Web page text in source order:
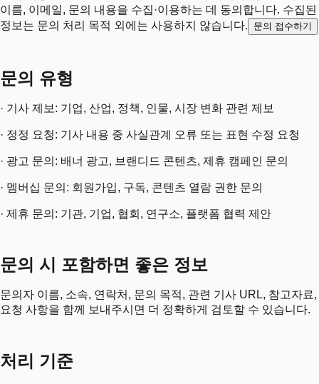
이름, 이메일, 문의 내용을 수집·이용하는 데 동의합니다. 수집된
정보는 문의 처리 목적 외에는 사용하지 않습니다.
문의 접수하기
문의 유형
· 기사 제보: 기업, 산업, 정책, 인물, 시장 변화 관련 제보
· 정정 요청: 기사 내용 중 사실관계 오류 또는 표현 수정 요청
· 광고 문의: 배너 광고, 브랜디드 콘텐츠, 제휴 캠페인 문의
· 멤버십 문의: 회원가입, 구독, 콘텐츠 열람 권한 문의
· 제휴 문의: 기관, 기업, 협회, 연구소, 플랫폼 협력 제안
문의 시 포함하면 좋은 정보
문의자 이름, 소속, 연락처, 문의 목적, 관련 기사 URL, 참고자료,
요청 사항을 함께 보내주시면 더 정확하게 검토할 수 있습니다.
처리 기준